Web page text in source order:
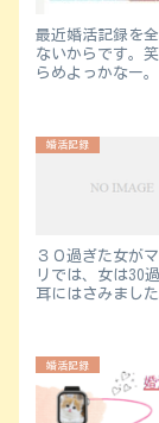
最近婚活記録を
ないからです。
らめよっかなー。 そんな中、ちまたで賑わっていた結婚診断とい
婚活記録
３０過ぎた女が
リでは、女は30
耳にはさみました。 とっくに３０過ぎてしまったわたし
婚活記録